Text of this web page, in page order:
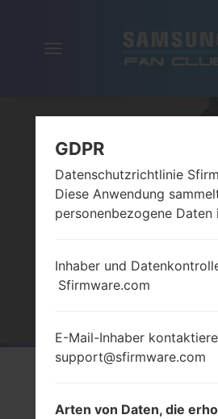
GDPR
Datenschutzrichtlinie
Diese Anwendung
personenbezogene Daten
Inhaber und
Sfirmware.com
E-Mail-Inhaber
support@sfirmware.com
Arten von Daten, die